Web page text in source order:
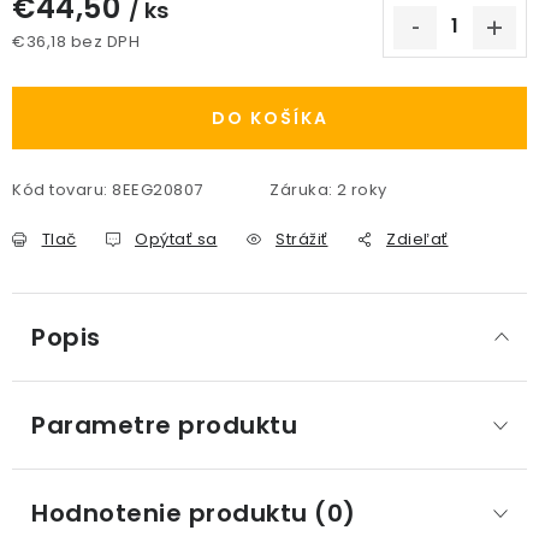
/ ks
€36,18 bez DPH
DO KOŠÍKA
Kód tovaru: 8EEG20807 Záruka: 2 roky
Tlač Opýtať sa Strážiť Zdieľať
Popis
Parametre produktu
Hodnotenie produktu (0)